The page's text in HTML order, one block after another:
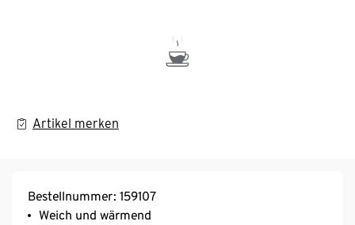
Artikel merken
Bestellnummer: 159107
Weich und wärmend